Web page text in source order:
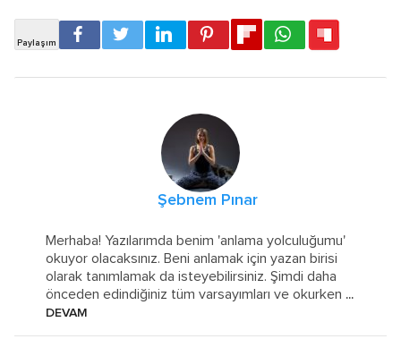
Şebnem Pınar
Merhaba! Yazılarımda benim 'anlama yolculuğumu'
okuyor olacaksınız. Beni anlamak için yazan birisi
olarak tanımlamak da isteyebilirsiniz. Şimdi daha
önceden edindiğiniz tüm varsayımları ve okurken ...
DEVAM